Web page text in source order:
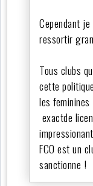
Cependant
ressortir
Tous clubs
cette
les
exactde
FCO est un
sanctionne !